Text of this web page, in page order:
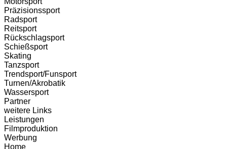
Präzisionssport
Radsport
Reitsport
Rückschlagsport
Schießsport
Skating
Tanzsport
Trendsport/Funsport
Turnen/Akrobatik
Wassersport
Partner
weitere Links
Leistungen
Filmproduktion
Werbung
Home